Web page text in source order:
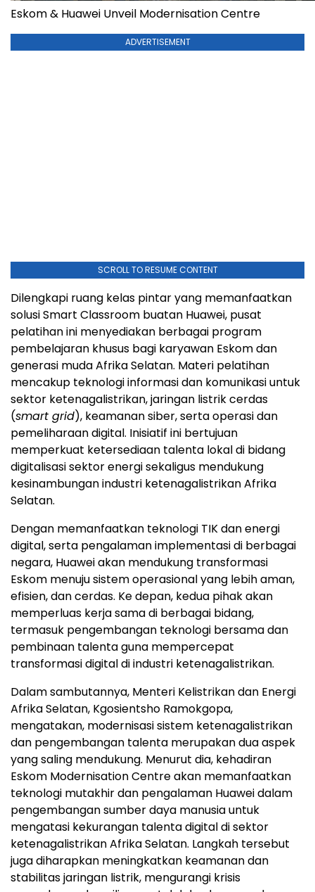
Eskom & Huawei Unveil Modernisation Centre
ADVERTISEMENT
SCROLL TO RESUME CONTENT
Dilengkapi ruang kelas pintar yang memanfaatkan
solusi Smart Classroom buatan Huawei, pusat
pelatihan ini menyediakan berbagai program
pembelajaran khusus bagi karyawan Eskom dan
generasi muda Afrika Selatan. Materi pelatihan
mencakup teknologi informasi dan komunikasi untuk
sektor ketenagalistrikan, jaringan listrik cerdas
(smart grid), keamanan siber, serta operasi dan
pemeliharaan digital. Inisiatif ini bertujuan
memperkuat ketersediaan talenta lokal di bidang
digitalisasi sektor energi sekaligus mendukung
kesinambungan industri ketenagalistrikan Afrika
Selatan.
Dengan memanfaatkan teknologi TIK dan energi
digital, serta pengalaman implementasi di berbagai
negara, Huawei akan mendukung transformasi
Eskom menuju sistem operasional yang lebih aman,
efisien, dan cerdas. Ke depan, kedua pihak akan
memperluas kerja sama di berbagai bidang,
termasuk pengembangan teknologi bersama dan
pembinaan talenta guna mempercepat
transformasi digital di industri ketenagalistrikan.
Dalam sambutannya, Menteri Kelistrikan dan Energi
Afrika Selatan, Kgosientsho Ramokgopa,
mengatakan, modernisasi sistem ketenagalistrikan
dan pengembangan talenta merupakan dua aspek
yang saling mendukung. Menurut dia, kehadiran
Eskom Modernisation Centre akan memanfaatkan
teknologi mutakhir dan pengalaman Huawei dalam
pengembangan sumber daya manusia untuk
mengatasi kekurangan talenta digital di sektor
ketenagalistrikan Afrika Selatan. Langkah tersebut
juga diharapkan meningkatkan keamanan dan
stabilitas jaringan listrik, mengurangi krisis